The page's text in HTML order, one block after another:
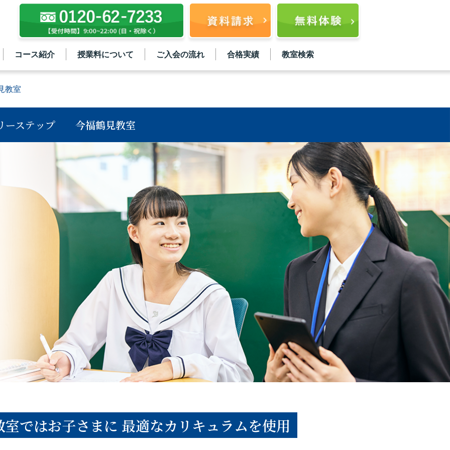
コース紹介 授業料について ご入会の流れ 合格実績 教室検索
教室
ーステップ 今福鶴見教室
ではお子さまに 最適なカリキュラムを使用